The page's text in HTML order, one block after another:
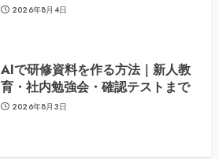
2026年8月4日
AIで研修資料を作る方法｜新人教
育・社内勉強会・確認テストまで
2026年8月3日